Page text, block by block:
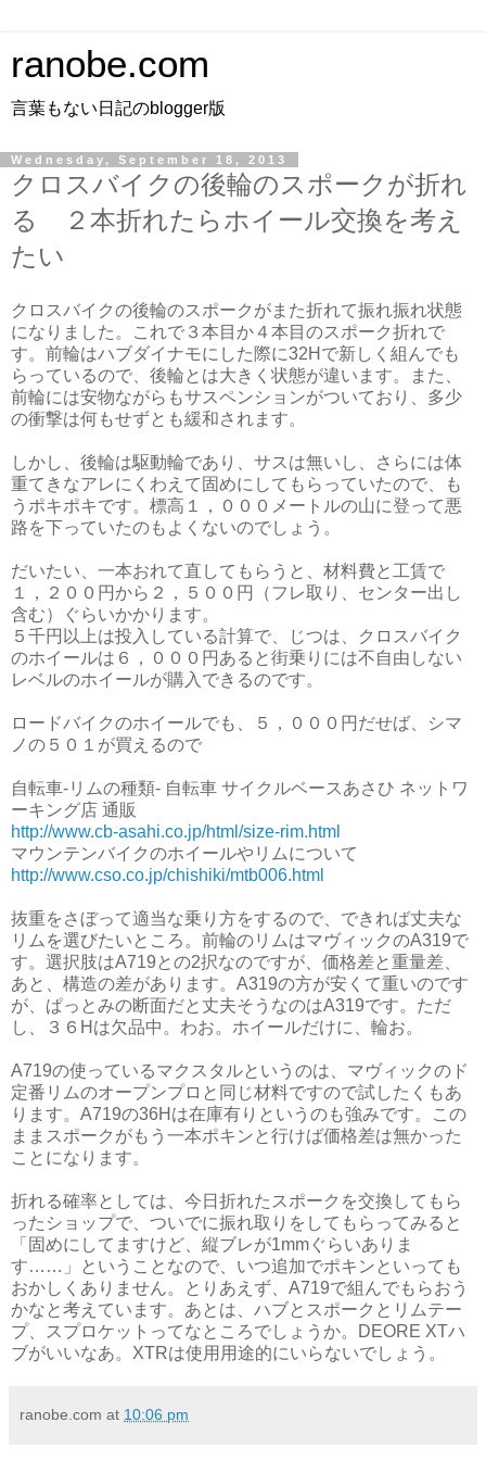
ranobe.com
言葉もない日記のblogger版
Wednesday, September 18, 2013
クロスバイクの後輪のスポークが折れ
る ２本折れたらホイール交換を考え
たい
クロスバイクの後輪のスポークがまた折れて振れ振れ状態
になりました。これで３本目か４本目のスポーク折れで
す。前輪はハブダイナモにした際に32Hで新しく組んでも
らっているので、後輪とは大きく状態が違います。また、
前輪には安物ながらもサスペンションがついており、多少
の衝撃は何もせずとも緩和されます。
しかし、後輪は駆動輪であり、サスは無いし、さらには体
重てきなアレにくわえて固めにしてもらっていたので、も
うポキポキです。標高１，０００メートルの山に登って悪
路を下っていたのもよくないのでしょう。
だいたい、一本おれて直してもらうと、材料費と工賃で
１，２００円から２，５００円（フレ取り、センター出し
含む）ぐらいかかります。
５千円以上は投入している計算で、じつは、クロスバイク
のホイールは６，０００円あると街乗りには不自由しない
レベルのホイールが購入できるのです。
ロードバイクのホイールでも、５，０００円だせば、シマ
ノの５０１が買えるので
自転車-リムの種類- 自転車 サイクルベースあさひ ネットワ
ーキング店 通販
http://www.cb-asahi.co.jp/html/size-rim.html
マウンテンバイクのホイールやリムについて
http://www.cso.co.jp/chishiki/mtb006.html
抜重をさぼって適当な乗り方をするので、できれば丈夫な
リムを選びたいところ。前輪のリムはマヴィックのA319で
す。選択肢はA719との2択なのですが、価格差と重量差、
あと、構造の差があります。A319の方が安くて重いのです
が、ぱっとみの断面だと丈夫そうなのはA319です。ただ
し、３６Hは欠品中。わお。ホイールだけに、輪お。
A719の使っているマクスタルというのは、マヴィックのド
定番リムのオープンプロと同じ材料ですので試したくもあ
ります。A719の36Hは在庫有りというのも強みです。この
ままスポークがもう一本ポキンと行けば価格差は無かった
ことになります。
折れる確率としては、今日折れたスポークを交換してもら
ったショップで、ついでに振れ取りをしてもらってみると
「固めにしてますけど、縦ブレが1mmぐらいありま
す……」ということなので、いつ追加でポキンといっても
おかしくありません。とりあえず、A719で組んでもらおう
かなと考えています。あとは、ハブとスポークとリムテー
プ、スプロケットってなところでしょうか。DEORE XTハ
ブがいいなあ。XTRは使用用途的にいらないでしょう。
ranobe.com at 10:06 pm